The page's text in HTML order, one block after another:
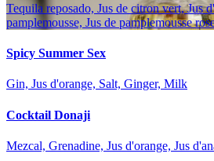
Tequila reposado, Jus de citron vert, Jus
pamplemousse, Jus de pamplemousse
Spicy Summer Sex
Gin, Jus d'orange, Salt, Ginger, Milk
Cocktail Donaji
Mezcal, Grenadine, Jus d'orange, Jus